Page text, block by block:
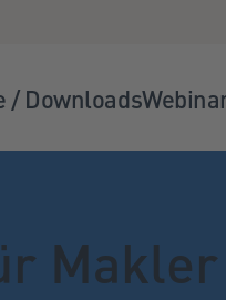
/ Downloads
Makler